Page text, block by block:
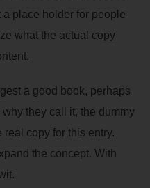
place holder for people
what the actual copy
a good book, perhaps
why they call it, the dummy
real copy for this entry.
the concept. With